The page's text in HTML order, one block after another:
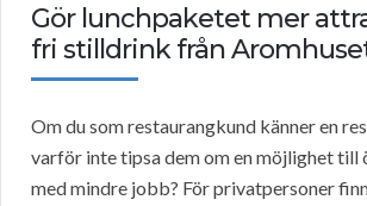
Gör lunchpaketet mer
fri stilldrink från
Om du som restaurangkund känner en
varför inte tipsa dem om en möjlighet till
med mindre jobb? För privatpersoner